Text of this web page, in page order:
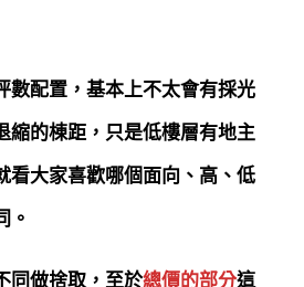
數配置，基本上不太會有採光
縮的棟距，只是低樓層有地主
看大家喜歡哪個面向、高、低
。
同做捨取，至於總價的部分這